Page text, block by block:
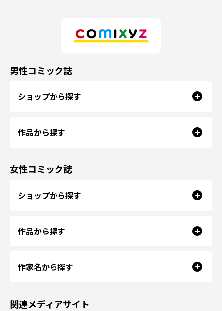
男性コミック誌
ショップから探す
作品から探す
女性コミック誌
ショップから探す
作品から探す
作家名から探す
関連メディアサイト